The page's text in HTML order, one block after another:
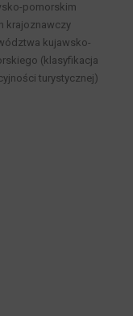
pomorskim
krajoznawczy
kujawsko-
(klasyfikacja
turystycznej)